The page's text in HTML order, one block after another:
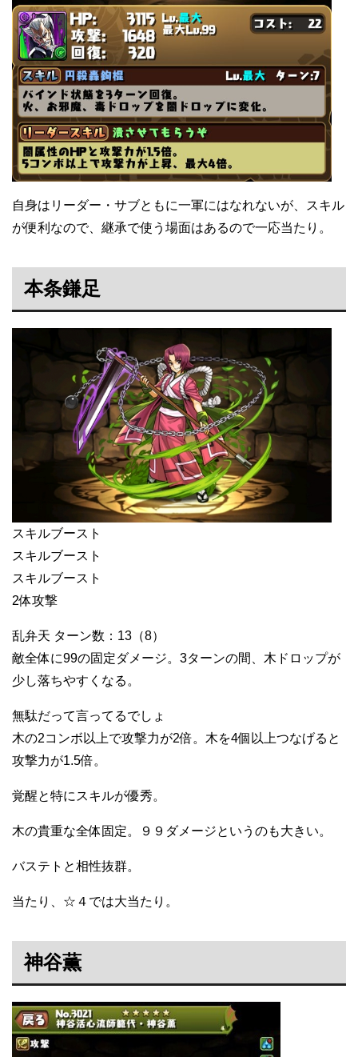
自身はリーダー・サブともに一軍にはなれないが、スキル
が便利なので、継承で使う場面はあるので一応当たり。
本条鎌足
スキルブースト
スキルブースト
スキルブースト
2体攻撃
乱弁天 ターン数：13（8）
敵全体に99の固定ダメージ。3ターンの間、木ドロップが
少し落ちやすくなる。
無駄だって言ってるでしょ
木の2コンボ以上で攻撃力が2倍。木を4個以上つなげると
攻撃力が1.5倍。
覚醒と特にスキルが優秀。
木の貴重な全体固定。９９ダメージというのも大きい。
バステトと相性抜群。
当たり、☆４では大当たり。
神谷薫